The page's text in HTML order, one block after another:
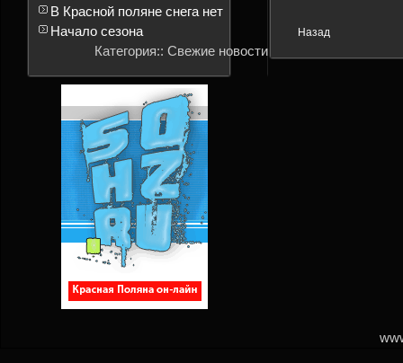
В Красной поляне снега нет
Начало сезона
Категория:: Свежие новости
Назад